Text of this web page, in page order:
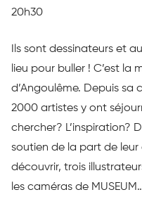
20h30
Ils sont dessinateurs et
lieu pour buller ! C’est la
d’Angoulême. Depuis sa
2000 artistes y ont
chercher? L’inspiration?
soutien de la part de
découvrir, trois
les caméras de